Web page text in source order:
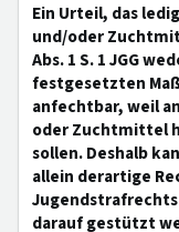
Ein Urteil, das
und/oder
Abs. 1 S. 1 JGG
festgesetzten
anfechtbar, weil
oder Zuchtmittel
sollen. Deshalb
allein derartige
darauf gestützt